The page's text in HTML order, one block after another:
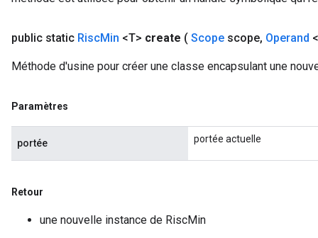
public static RiscMin <T> create ( Scope scope, Operand
Méthode d'usine pour créer une classe encapsulant une
Paramètres
portée portée actuelle
Retour
une nouvelle instance de RiscMin